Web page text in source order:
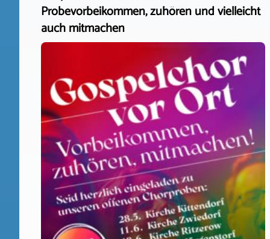
Probevorbeikommen, zuhören und vielleicht
auch mitmachen